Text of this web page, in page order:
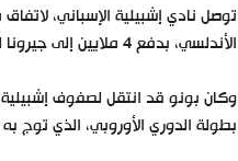
الأندلسي، بدفع 4 ملايين إلى جيرونا لشرائه بشكل نهائي.
بطولة الدوري الأوروبي، الذي توج